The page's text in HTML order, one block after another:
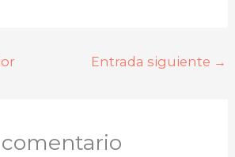
Entrada siguiente →